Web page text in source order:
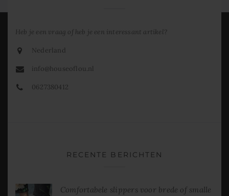
Heb je een vraag of heb je een interessant artikel?
Nederland
info@houseoflou.nl
0627380412
RECENTE BERICHTEN
Comfortabele slippers voor brede of smalle